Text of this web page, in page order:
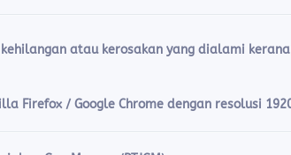
atau kerosakan yang dialami
Firefox / Google Chrome dengan resolusi